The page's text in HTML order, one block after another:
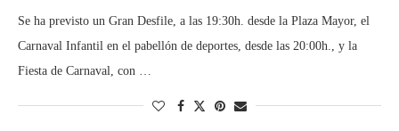
Se ha previsto un Gran Desfile, a las 19:30h. desde la Plaza Mayor, el
Carnaval Infantil en el pabellón de deportes, desde las 20:00h., y la
Fiesta de Carnaval, con …